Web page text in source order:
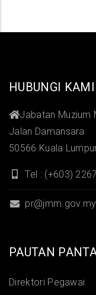
HUBUNGI KAMI
Jabatan Muzium
Jalan Damansara
50566 Kuala
Tel : (+603)
pr@jmm.gov.my
PAUTAN
Direktori Pegawai